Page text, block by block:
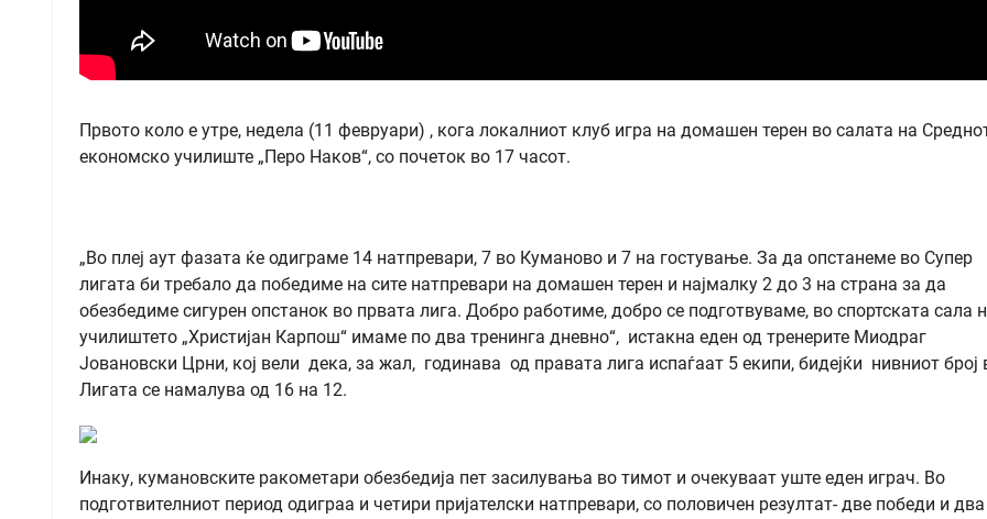
Првото коло е утре, недела (11 февруари) , кога локалниот клуб игра на домашен терен во салата на
економско училиште „Перо Наков“, со почеток во 17 часот.
„Во плеј аут фазата ќе одиграме 14 натпревари, 7 во Куманово и 7 на гостување. За да опстанеме во Супер
лигата би требало да победиме на сите натпревари на домашен терен и најмалку 2 до 3 на страна за да
обезбедиме сигурен опстанок во првата лига. Добро работиме, добро се подготвуваме, во спортската сала
училиштето „Христијан Карпош“ имаме по два тренинга дневно“, истакна еден од тренерите Миодраг
Јовановски Црни, кој вели дека, за жал, годинава од правата лига испаѓаат 5 екипи, бидејќи нивниот број
Лигата се намалува од 16 на 12.
Инаку, кумановските ракометари обезбедија пет засилувања во тимот и очекуваат уште еден играч. Во
подготвителниот период одиграа и четири пријателски натпревари, со половичен резултат- две победи и два